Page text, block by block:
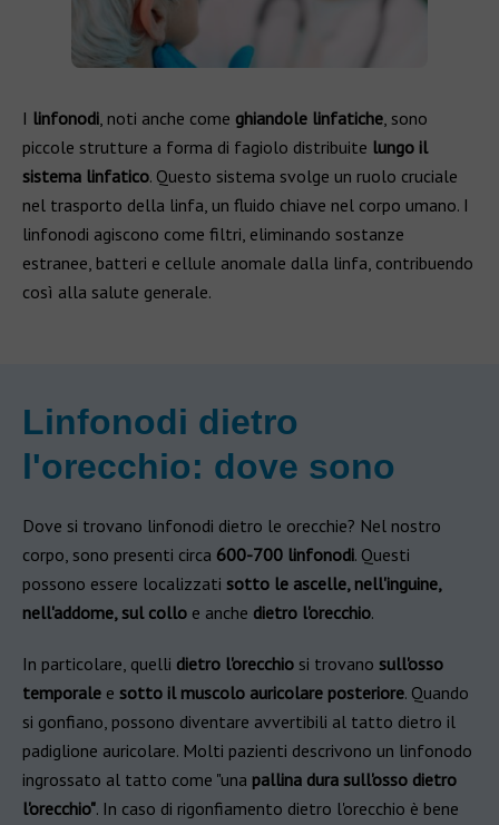
I linfonodi, noti anche come ghiandole linfatiche, sono
piccole strutture a forma di fagiolo distribuite lungo il
sistema linfatico. Questo sistema svolge un ruolo cruciale
nel trasporto della linfa, un fluido chiave nel corpo umano. I
linfonodi agiscono come filtri, eliminando sostanze
estranee, batteri e cellule anomale dalla linfa, contribuendo
così alla salute generale.
Linfonodi dietro
l'orecchio: dove sono
Dove si trovano linfonodi dietro le orecchie? Nel nostro
corpo, sono presenti circa 600-700 linfonodi. Questi
possono essere localizzati sotto le ascelle, nell'inguine,
nell'addome, sul collo e anche dietro l'orecchio.
In particolare, quelli dietro l'orecchio si trovano sull'osso
temporale e sotto il muscolo auricolare posteriore. Quando
si gonfiano, possono diventare avvertibili al tatto dietro il
padiglione auricolare. Molti pazienti descrivono un linfonodo
ingrossato al tatto come "una pallina dura sull'osso dietro
l'orecchio". In caso di rigonfiamento dietro l'orecchio è bene